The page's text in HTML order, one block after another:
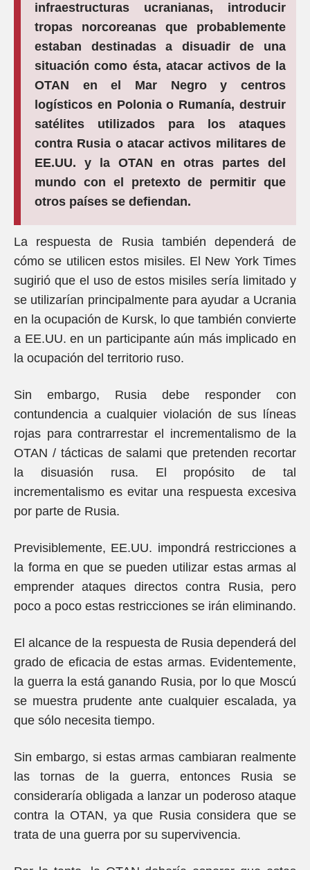
infraestructuras ucranianas, introducir
tropas norcoreanas que probablemente
estaban destinadas a disuadir de una
situación como ésta, atacar activos de la
OTAN en el Mar Negro y centros
logísticos en Polonia o Rumanía, destruir
satélites utilizados para los ataques
contra Rusia o atacar activos militares de
EE.UU. y la OTAN en otras partes del
mundo con el pretexto de permitir que
otros países se defiendan.
La respuesta de Rusia también dependerá de
cómo se utilicen estos misiles. El New York Times
sugirió que el uso de estos misiles sería limitado y
se utilizarían principalmente para ayudar a Ucrania
en la ocupación de Kursk, lo que también convierte
a EE.UU. en un participante aún más implicado en
la ocupación del territorio ruso.
Sin embargo, Rusia debe responder con
contundencia a cualquier violación de sus líneas
rojas para contrarrestar el incrementalismo de la
OTAN / tácticas de salami que pretenden recortar
la disuasión rusa. El propósito de tal
incrementalismo es evitar una respuesta excesiva
por parte de Rusia.
Previsiblemente, EE.UU. impondrá restricciones a
la forma en que se pueden utilizar estas armas al
emprender ataques directos contra Rusia, pero
poco a poco estas restricciones se irán eliminando.
El alcance de la respuesta de Rusia dependerá del
grado de eficacia de estas armas. Evidentemente,
la guerra la está ganando Rusia, por lo que Moscú
se muestra prudente ante cualquier escalada, ya
que sólo necesita tiempo.
Sin embargo, si estas armas cambiaran realmente
las tornas de la guerra, entonces Rusia se
consideraría obligada a lanzar un poderoso ataque
contra la OTAN, ya que Rusia considera que se
trata de una guerra por su supervivencia.